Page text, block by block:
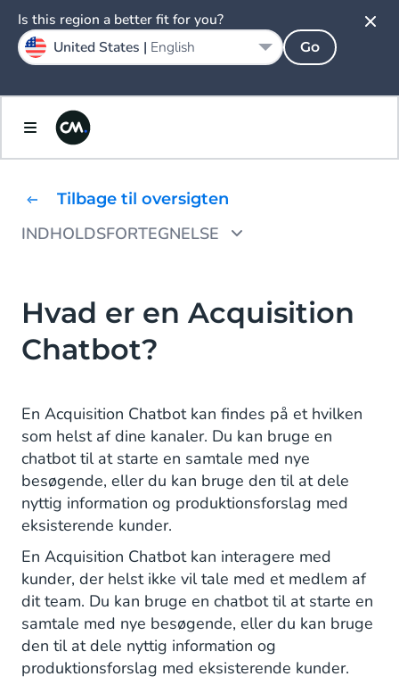
Tilbage til oversigten
INDHOLDSFORTEGNELSE
Hvordan fungerer en Acquisition Chatbot?
Hvordan kommer jeg i gang med en
Hvad er en Acquisition
Chatbot?
En Acquisition Chatbot kan findes på et hvilken
som helst af dine kanaler. Du kan bruge en
chatbot til at starte en samtale med nye
besøgende, eller du kan bruge den til at dele
nyttig information og produktionsforslag med
eksisterende kunder.
En Acquisition Chatbot kan interagere med
kunder, der helst ikke vil tale med et medlem af
dit team. Du kan bruge en chatbot til at starte en
samtale med nye besøgende, eller du kan bruge
den til at dele nyttig information og
produktionsforslag med eksisterende kunder.
Is this region a better fit for you?
United States | English Go